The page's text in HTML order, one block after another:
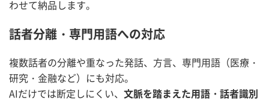
わせて納品します。
話者分離・専門用語への対応
複数話者の分離や重なった発話、方言、専門用語（医療・
研究・金融など）にも対応。
AIだけでは断定しにくい、 文脈を踏まえた用語・話者識別